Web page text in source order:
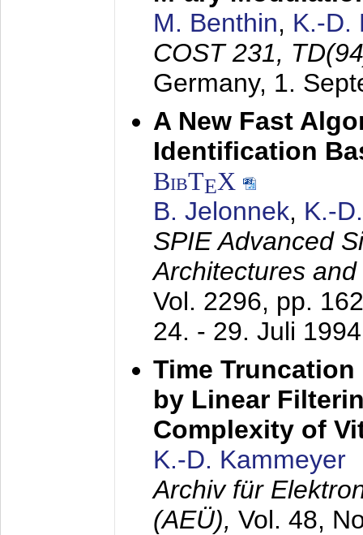
M. Benthin, K.-D.
COST 231,
Germany, 1.
A New Fast
Identification
BibTEX
B. Jelonnek, K.-
SPIE Advanced
Architectures
Vol. 2296, pp.
24. - 29. Juli 1994
Time
by Linear
Complexity of
K.-D. Kammeyer
Archiv für
(AEÜ), Vol. 48,